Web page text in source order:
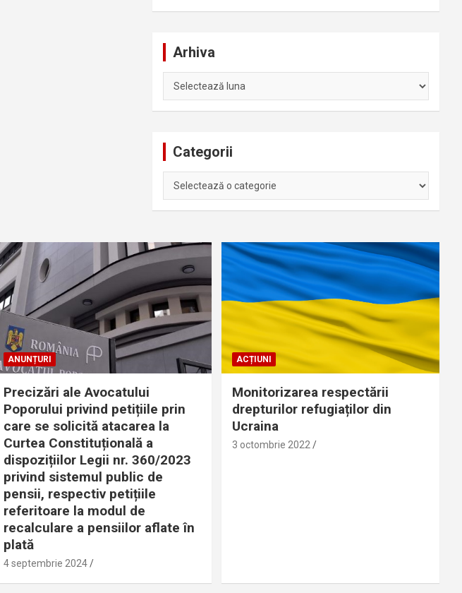
Arhiva
Categorii
ANUNȚURI
Precizări ale Avocatului
Poporului privind petițiile prin
care se solicită atacarea la
Curtea Constituțională a
dispozițiilor Legii nr. 360/2023
privind sistemul public de
pensii, respectiv petițiile
referitoare la modul de
recalculare a pensiilor aflate în
plată
4 septembrie 2024
ACȚIUNI
Monitorizarea respectării
drepturilor refugiaților din
Ucraina
3 octombrie 2022